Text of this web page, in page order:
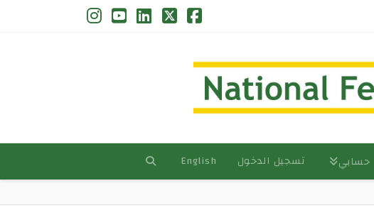
Facebook
X
LinkedIn
YouTube
Instagram
حسابي تسجيل الدخول English